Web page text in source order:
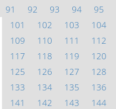
91
92 93 94 95
101
102 103 104
109
110 111 112
117
118 119 120
125
126 127 128
133
134 135 136
141
142 143 144